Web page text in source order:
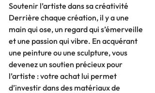
Soutenir l’artiste dans sa créativité
Derrière chaque création, il y a une
main qui ose, un regard qui s’émerveille
et une passion qui vibre. En acquérant
une peinture ou une sculpture, vous
devenez un soutien précieux pour
l’artiste : votre achat lui permet
d’investir dans des matériaux de